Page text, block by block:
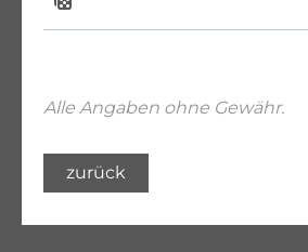
Alle Angaben ohne Gewähr.
zurück